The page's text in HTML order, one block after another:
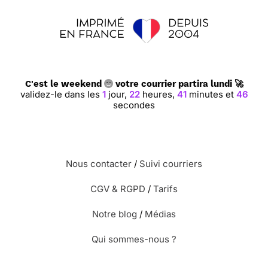
C'est le weekend votre courrier partira lundi 🚀
validez-le dans les 1jour, 22heures, 41minutes et 46
secondes
Nous contacter / Suivi courriers
CGV & RGPD / Tarifs
Notre blog / Médias
Qui sommes-nous ?